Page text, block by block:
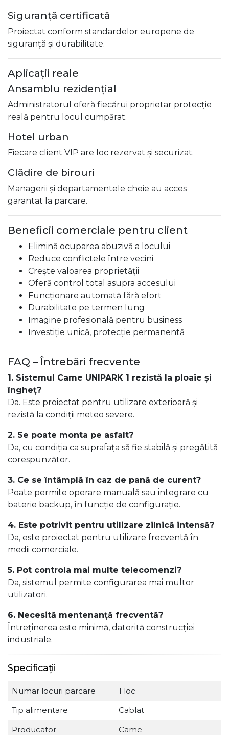
Siguranță certificată
Proiectat conform standardelor europene de
siguranță și durabilitate.
Aplicații reale
Ansamblu rezidențial
Administratorul oferă fiecărui proprietar protecție
reală pentru locul cumpărat.
Hotel urban
Fiecare client VIP are loc rezervat și securizat.
Clădire de birouri
Managerii și departamentele cheie au acces
garantat la parcare.
Beneficii comerciale pentru client
Elimină ocuparea abuzivă a locului
Reduce conflictele între vecini
Crește valoarea proprietății
Oferă control total asupra accesului
Funcționare automată fără efort
Durabilitate pe termen lung
Imagine profesională pentru business
Investiție unică, protecție permanentă
FAQ – Întrebări frecvente
1. Sistemul Came UNIPARK 1 rezistă la ploaie și
îngheț?
Da. Este proiectat pentru utilizare exterioară și
rezistă la condiții meteo severe.
2. Se poate monta pe asfalt?
Da, cu condiția ca suprafața să fie stabilă și pregătită
corespunzător.
3. Ce se întâmplă în caz de pană de curent?
Poate permite operare manuală sau integrare cu
baterie backup, în funcție de configurație.
4. Este potrivit pentru utilizare zilnică intensă?
Da, este proiectat pentru utilizare frecventă în
medii comerciale.
5. Pot controla mai multe telecomenzi?
Da, sistemul permite configurarea mai multor
utilizatori.
6. Necesită mentenanță frecventă?
Întreținerea este minimă, datorită construcției
industriale.
Specificații
Numar locuri parcare
1 loc
Tip alimentare
Cablat
Producator
Came